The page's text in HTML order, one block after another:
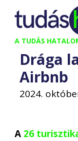
Kilépés
tartalomba
A TUDÁS
Drága
Airbnb
2024.
A 26